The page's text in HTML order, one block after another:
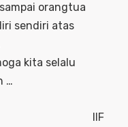
orangtua
sendiri atas
kita selalu
…
IIF